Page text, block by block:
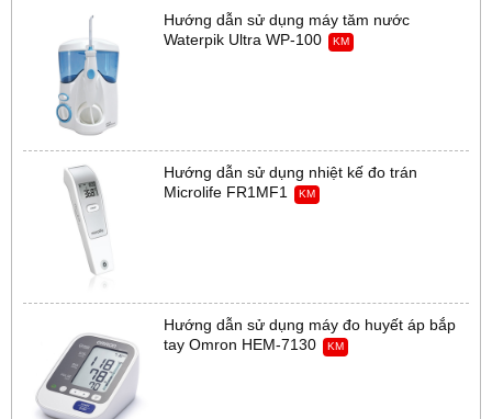
Hướng dẫn sử dụng máy tăm nước
Waterpik Ultra WP-100
KM
Hướng dẫn sử dụng nhiệt kế đo trán
Microlife FR1MF1
KM
Hướng dẫn sử dụng máy đo huyết áp bắp
tay Omron HEM-7130
KM